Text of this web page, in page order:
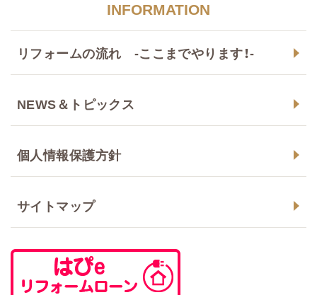
INFORMATION
リフォームの流れ -ここまでやります！-
NEWS＆トピックス
個人情報保護方針
サイトマップ